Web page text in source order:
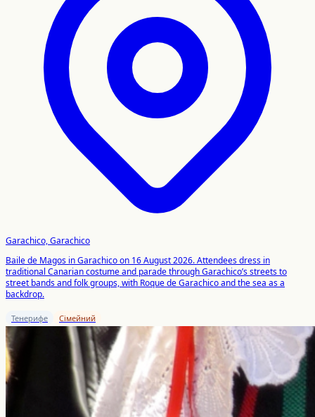
Garachico, Garachico
Baile de Magos in Garachico on 16 August 2026. Attendees dress in
traditional Canarian costume and parade through Garachico’s streets to
street bands and folk groups, with Roque de Garachico and the sea as a
backdrop.
Тенерифе Сімейний